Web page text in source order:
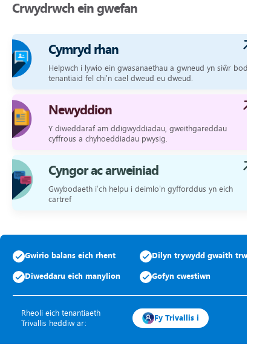
Crwydrwch ein gwefan
Cymryd rhan
Helpwch i lywio ein gwasanaethau a gwneud yn siŵr bod
tenantiaid fel chi’n cael dweud eu dweud.
Newyddion
Y diweddaraf am ddigwyddiadau, gweithgareddau
cyffrous a chyhoeddiadau pwysig.
Cyngor ac arweiniad
Gwybodaeth i’ch helpu i deimlo’n gyfforddus yn eich
cartref
Gwirio balans eich rhent Dilyn trywydd gwaith trwsio
Diweddaru eich manylion Gofyn cwestiwn
Rheoli eich tenantiaeth
Trivallis heddiw ar:
Fy Trivallis i